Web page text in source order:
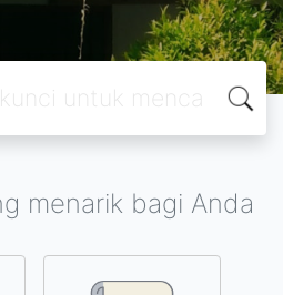
menarik bagi Anda